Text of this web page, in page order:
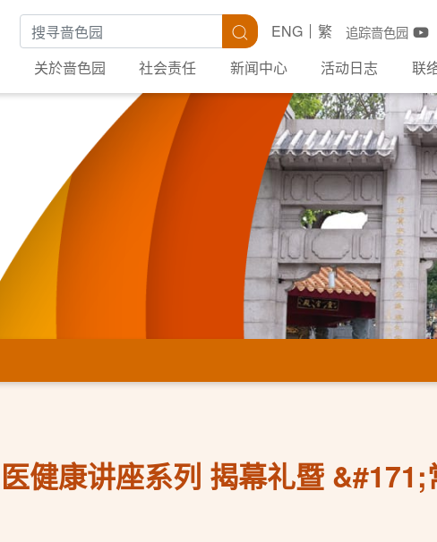
搜寻关键字 搜寻 追踪啬色园
ENG
繁
关於啬色园
社会责任 新闻中心 活动日志 联
健康讲座系列 揭幕礼暨